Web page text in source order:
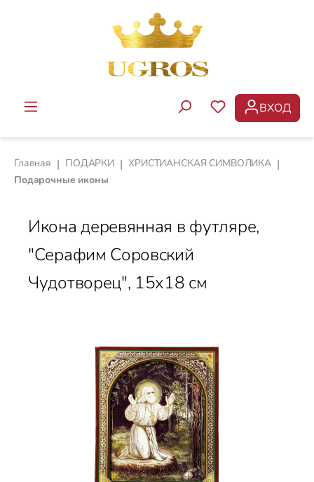
Перейти к основному содержанию
У ВАС ЕСТЬ
ВХОД
Главная | ПОДАРКИ | ХРИСТИАНСКАЯ СИМВОЛИКА |
Подарочные иконы
Икона деревянная в футляре,
"Серафим Соровский
Чудотворец", 15х18 см